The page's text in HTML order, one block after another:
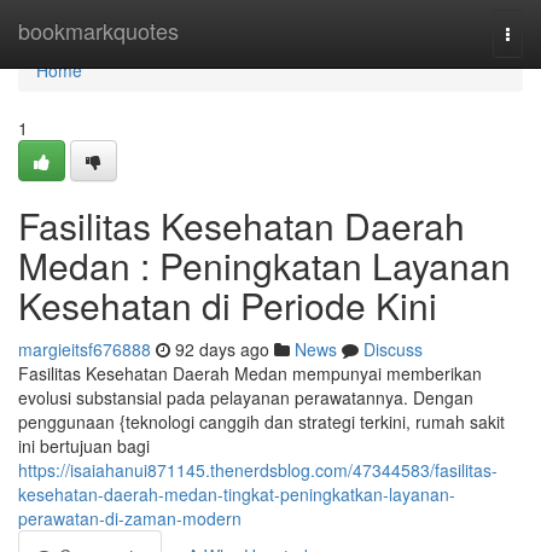
bookmarkquotes
Home
Home
1
Fasilitas Kesehatan Daerah
Medan : Peningkatan Layanan
Kesehatan di Periode Kini
margieitsf676888 92 days ago News
Discuss
Fasilitas Kesehatan Daerah Medan mempunyai memberikan
evolusi substansial pada pelayanan perawatannya. Dengan
penggunaan {teknologi canggih dan strategi terkini, rumah sakit
ini bertujuan bagi
https://isaiahanui871145.thenerdsblog.com/47344583/fasilitas-
kesehatan-daerah-medan-tingkat-peningkatkan-layanan-
perawatan-di-zaman-modern